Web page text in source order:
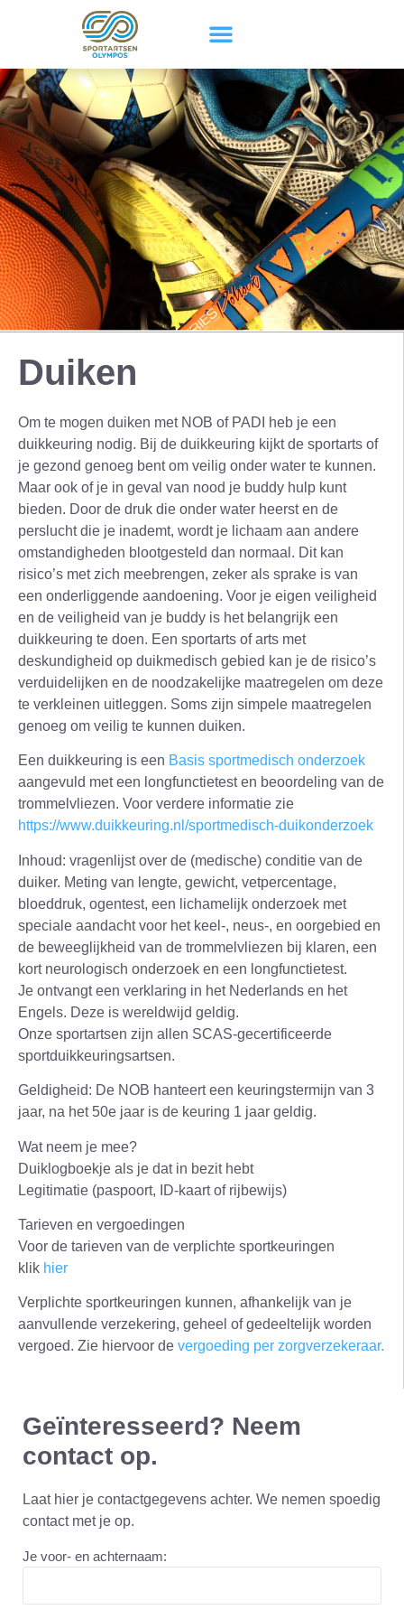
Duiken
Om te mogen duiken met NOB of PADI heb je een
duikkeuring nodig. Bij de duikkeuring kijkt de sportarts of
je gezond genoeg bent om veilig onder water te kunnen.
Maar ook of je in geval van nood je buddy hulp kunt
bieden. Door de druk die onder water heerst en de
perslucht die je inademt, wordt je lichaam aan andere
omstandigheden blootgesteld dan normaal. Dit kan
risico’s met zich meebrengen, zeker als sprake is van
een onderliggende aandoening. Voor je eigen veiligheid
en de veiligheid van je buddy is het belangrijk een
duikkeuring te doen. Een sportarts of arts met
deskundigheid op duikmedisch gebied kan je de risico’s
verduidelijken en de noodzakelijke maatregelen om deze
te verkleinen uitleggen. Soms zijn simpele maatregelen
genoeg om veilig te kunnen duiken.
Een duikkeuring is een Basis sportmedisch onderzoek
aangevuld met een longfunctietest en beoordeling van de
trommelvliezen. Voor verdere informatie zie
https://www.duikkeuring.nl/sportmedisch-duikonderzoek
Inhoud: vragenlijst over de (medische) conditie van de
duiker. Meting van lengte, gewicht, vetpercentage,
bloeddruk, ogentest, een lichamelijk onderzoek met
speciale aandacht voor het keel-, neus-, en oorgebied en
de beweeglijkheid van de trommelvliezen bij klaren, een
kort neurologisch onderzoek en een longfunctietest.
Je ontvangt een verklaring in het Nederlands en het
Engels. Deze is wereldwijd geldig.
Onze sportartsen zijn allen SCAS-gecertificeerde
sportduikkeuringsartsen.
Geldigheid: De NOB hanteert een keuringstermijn van 3
jaar, na het 50e jaar is de keuring 1 jaar geldig.
Wat neem je mee?
Duiklogboekje als je dat in bezit hebt
Legitimatie (paspoort, ID-kaart of rijbewijs)
Tarieven en vergoedingen
Voor de tarieven van de verplichte sportkeuringen
klik hier
Verplichte sportkeuringen kunnen, afhankelijk van je
aanvullende verzekering, geheel of gedeeltelijk worden
vergoed. Zie hiervoor de vergoeding per zorgverzekeraar.
Geïnteresseerd? Neem
contact op.
Laat hier je contactgegevens achter. We nemen spoedig
contact met je op.
Je voor- en achternaam: